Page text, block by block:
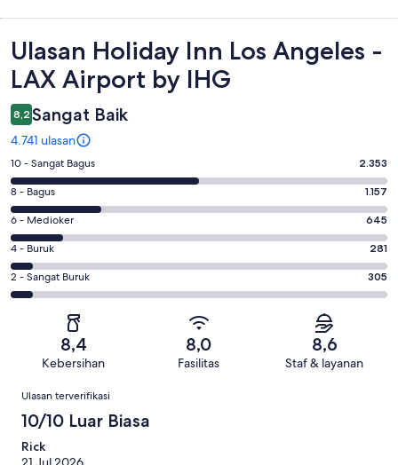
Ulasan
Ulasan Holiday Inn Los Angeles -
LAX Airport by IHG
8,2 Sangat Baik
4.741 ulasan
Penilaian
10
-
Sangat
Bagus.
2353
dari
4741
10 - Sangat Bagus 2.353
Penilaian
8
-
Bagus.
1157
dari
4741
8 - Bagus 1.157
Penilaian
6
-
Medioker.
645
6 - Medioker 645
Penilaian
4
-
4 - Buruk 281
Penilaian
2
dari
ulasan
2 - Sangat Buruk 305
8,4
Kebersihan
8,0
Fasilitas
8,6
Staf & layanan
Ulasan
Ulasan terverifikasi
10/10 Luar Biasa
Rick